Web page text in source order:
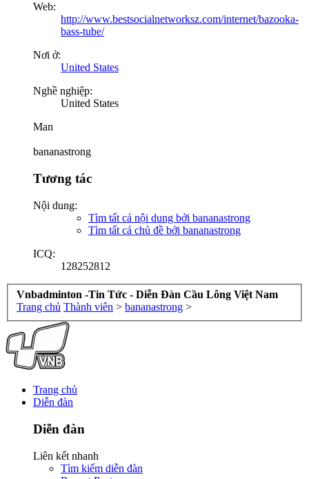
Web:
http://www.bestsocialnetworksz.com/internet/bazooka-
bass-tube/
Nơi ở:
United States
Nghề nghiệp:
United States
Man
bananastrong
Tương tác
Nội dung:
Tìm tất cả nội dung bởi bananastrong
Tìm tất cả chủ đề bởi bananastrong
ICQ:
128252812
Vnbadminton -Tin Tức - Diễn Đàn Cầu Lông Việt Nam
Trang chủ Thành viên > bananastrong >
Trang chủ
Diễn đàn
Diễn đàn
Liên kết nhanh
Tìm kiếm diễn đàn